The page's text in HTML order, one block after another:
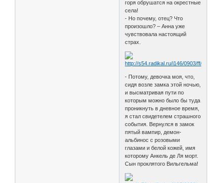
горя обрушатся на окрестные
села!
- Но почему, отец? Что
произошло? – Анна уже
чувствовала настоящий
страх.
- Потому, девочка моя, что,
сидя возле замка этой ночью,
и высматривая пути по
которым можно было бы туда
проникнуть в дневное время,
я стал свидетелем страшного
события. Вернулся в замок
пятый вампир, демон-
альбинос с розовыми
глазами и белой кожей, имя
которому Анкель де Ля морт.
Сын проклятого Вильгельма!